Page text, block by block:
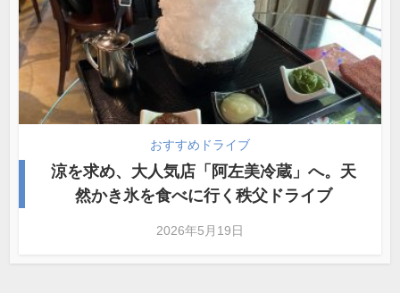
おすすめドライブ
涼を求め、大人気店「阿左美冷蔵」へ。天
然かき氷を食べに行く秩父ドライブ
2026年5月19日